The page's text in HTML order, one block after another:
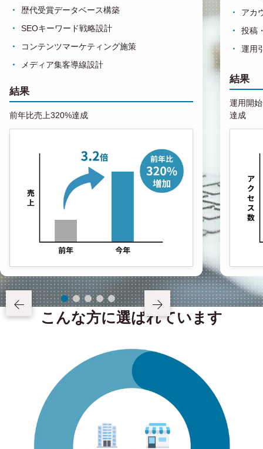
歴代受賞データベース構築
SEOキーワード戦略設計
コンテンツマーケティング施策
メディア集客導線設計
結果
前年比売上320%達成
アカ
投稿
運用
結果
運用開
達成
こんな方に選ばれています